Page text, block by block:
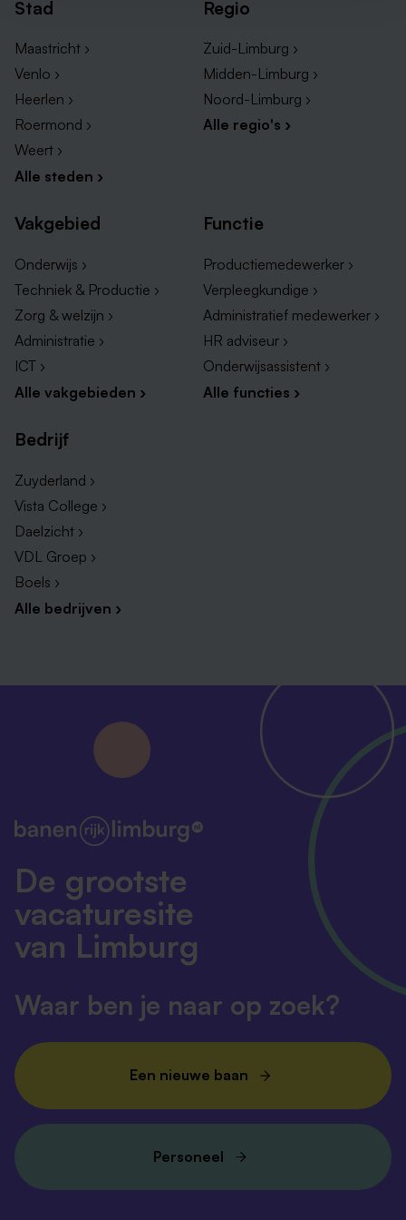
Stad
Maastricht ›
Venlo ›
Heerlen ›
Roermond ›
Weert ›
Alle steden ›
Regio
Zuid-Limburg ›
Midden-Limburg ›
Noord-Limburg ›
Alle regio's ›
Vakgebied
Onderwijs ›
Techniek & Productie ›
Zorg & welzijn ›
Administratie ›
ICT ›
Alle vakgebieden ›
Functie
Productiemedewerker ›
Verpleegkundige ›
Administratief medewerker ›
HR adviseur ›
Onderwijsassistent ›
Alle functies ›
Bedrijf
Zuyderland ›
Vista College ›
Daelzicht ›
VDL Groep ›
Boels ›
Alle bedrijven ›
De grootste
vacaturesite
van Limburg
Waar ben je naar op zoek?
Een nieuwe baan
Personeel